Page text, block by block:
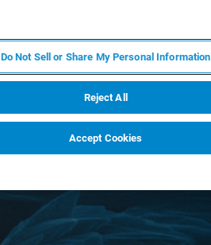
Do Not Sell or Share My Personal Information
Reject All
Accept Cookies